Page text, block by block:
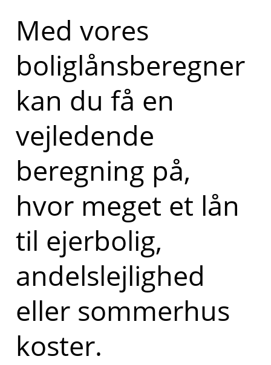
Med vores
boliglånsberegner
kan du få en
vejledende
beregning på,
hvor meget et lån
til ejerbolig,
andelslejlighed
eller sommerhus
koster.